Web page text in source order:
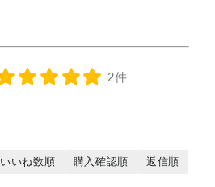
2件
いいね数順 購入確認順
返信順